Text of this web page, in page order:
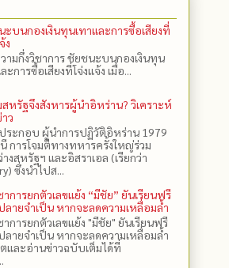
บนกองเงินทุนเทาและการซื้อเสียงที่
ง
ามกึ่งวิชาการ ชัยชนะบนกองเงินทุน
ะการซื้อเสียงที่โจ่งแจ้ง เมื่อ...
หรัฐจึงสังหารผู้นำอิหร่าน? วิเคราะห์
ว
ระกอบ ผู้นำการปฏิวัติอิหร่าน 1979
การโจมตีทางทหารครั้งใหญ่ร่วม
งสหรัฐฯ และอิสราเอล (เรียกว่า
ซึ่งนำไปส...
การยกตัวเลขแย้ง “มีชัย” ยันเรียนฟรี
ลายจำเป็น หากจะลดความเหลื่อมล้ำ
าการยกตัวเลขแย้ง "มีชัย" ยันเรียนฟรี
ลายจำเป็น หากจะลดความเหลื่อมล้ำ
และอ่านข่าวฉบับเต็มได้ที่